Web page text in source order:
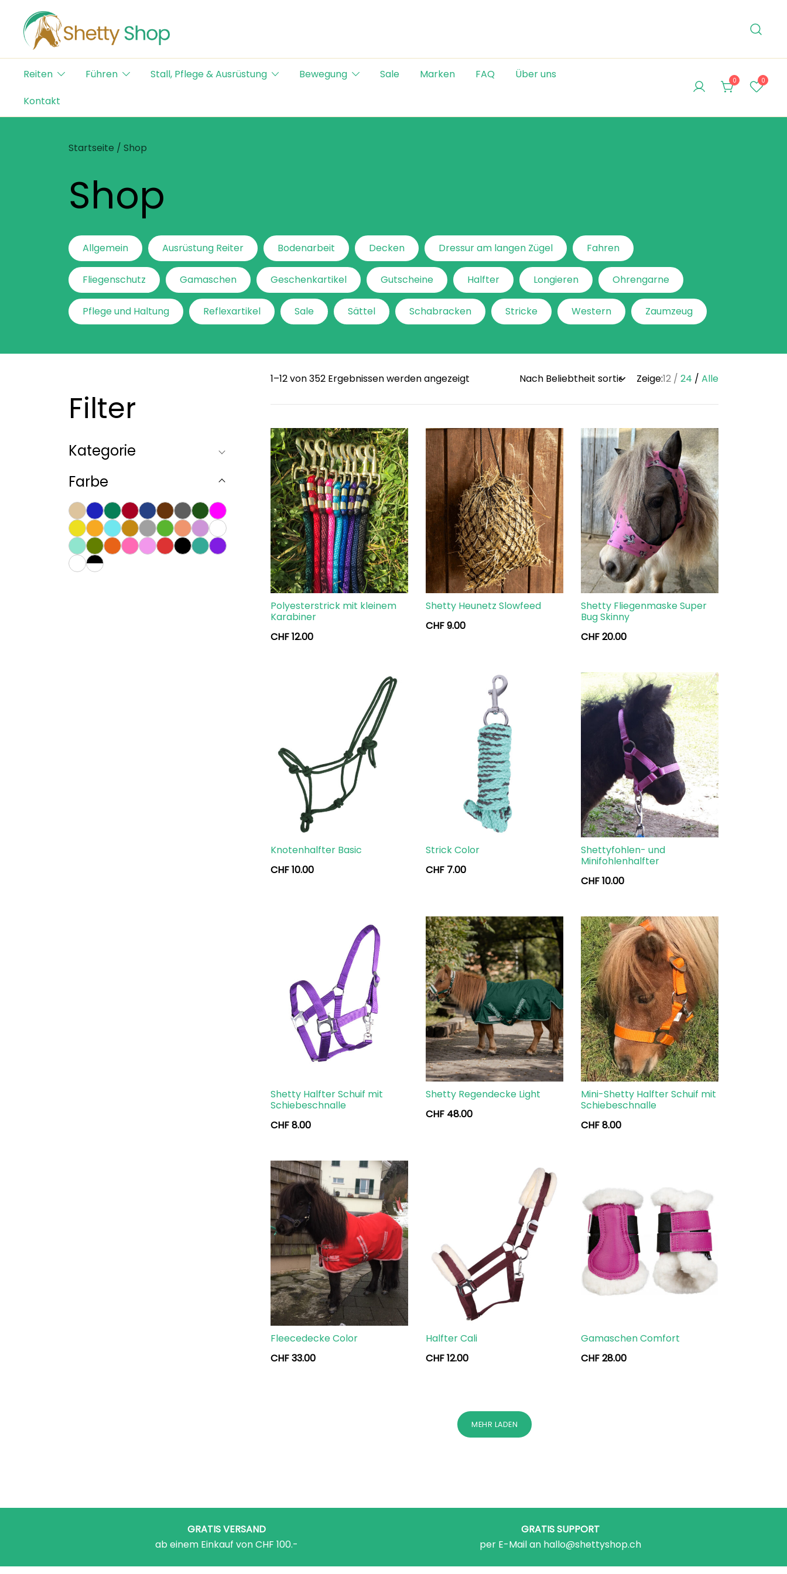
content
Shetty Shop
Der Schweizer Online Shop für Shetty-Artikel
Reiten
Führen Stall, Pflege & Ausrüstung Bewegung Sale Marken FAQ
Über uns
Kontakt
0 0
Startseite / Shop
Shop
Allgemein Ausrüstung Reiter Bodenarbeit Decken Dressur am langen Zügel Fahren
Fliegenschutz Gamaschen Geschenkartikel Gutscheine Halfter Longieren Ohrengarne
Pflege und Haltung Reflexartikel Sale Sättel Schabracken Stricke Western Zaumzeug
1–12 von 352 Ergebnissen werden angezeigt
popularity
Zeige:12 24 Alle
Polyesterstrick mit kleinem
Karabiner
CHF12.00
Shetty Heunetz Slowfeed
CHF9.00
Shetty Fliegenmaske Super
Bug Skinny
CHF20.00
Knotenhalfter Basic
CHF10.00
Strick Color
CHF 7.00
Shettyfohlen- und
Minifohlenhalfter
CHF10.00
Shetty Halfter Schuif mit
Schiebeschnalle
CHF8.00
Shetty Regendecke Light
CHF 48.00
Mini-Shetty Halfter Schuif mit
Schiebeschnalle
CHF8.00
Fleecedecke Color
CHF33.00
Halfter Cali
CHF12.00
Gamaschen Comfort
CHF28.00
MEHR LADEN
Filter
Kategorie
Farbe
GRATIS VERSAND
ab einem Einkauf von CHF 100.-
GRATIS SUPPORT
per E-Mail an hallo@shettyshop.ch